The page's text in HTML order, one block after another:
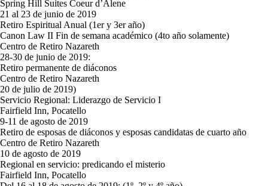
Spring Hill Suites Coeur d’Alene
21 al 23 de junio de 2019
Retiro Espiritual Anual (1er y 3er año)
Canon Law II Fin de semana académico (4to año solamente)
Centro de Retiro Nazareth
28-30 de junio de 2019:
Retiro permanente de diáconos
Centro de Retiro Nazareth
20 de julio de 2019)
Servicio Regional: Liderazgo de Servicio I
Fairfield Inn, Pocatello
9-11 de agosto de 2019
Retiro de esposas de diáconos y esposas candidatas de cuarto año
Centro de Retiro Nazareth
10 de agosto de 2019
Regional en servicio: predicando el misterio
Fairfield Inn, Pocatello